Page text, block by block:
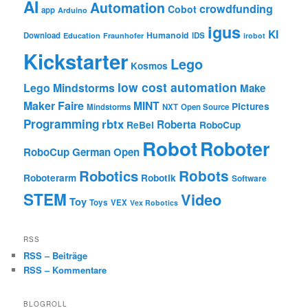
AI app Arduino Automation Cobot crowdfunding
Download Education Fraunhofer Humanoid IDS igus irobot KI
Kickstarter Kosmos Lego
Lego Mindstorms low cost automation Make
Maker Faire Mindstorms MINT NXT Open Source Pictures
Programming rbtx ReBel Roberta RoboCup
RoboCup German Open RobotRoboter
Roboterarm Robotics Robotik Robots Software
STEM Toy Toys VEX Vex Robotics Video
RSS
RSS – Beiträge
RSS – Kommentare
BLOGROLL